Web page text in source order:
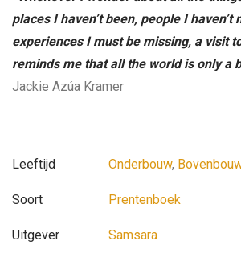
places I haven’t been, people I
experiences I must be missing, a visit
reminds me that all the world is only a
Jackie Azúa Kramer
Leeftijd Onderbouw,
Soort Prentenboek
Uitgever Samsara